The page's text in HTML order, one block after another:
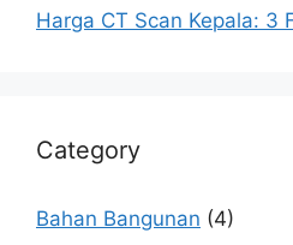
Harga CT Scan Kepala: 3
Category
Bahan Bangunan (4)